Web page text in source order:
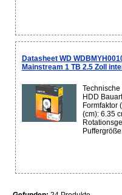
Datasheet WD
Mainstream 1 TB 2.5 Zoll
HDD
Formfaktor
(cm): 6.35